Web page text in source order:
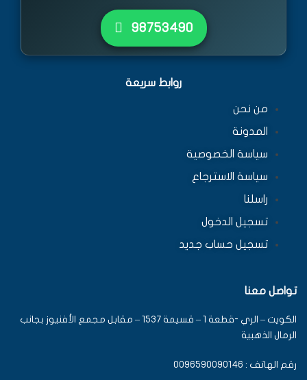
٩٨٧٥٣٤٩٠
روابط سريعة
من نحن
المدونة
سياسة الخصوصية
سياسة الاسترجاع
راسلنا
تسجيل الدخول
تسجيل حساب جديد
تواصل معنا
الكويت – الري -قطعة 1 – قسيمة 1537 – مقابل مجمع الأفنيوز بجانب
الرمال الذهبية
رقم الهاتف : 0096590090146